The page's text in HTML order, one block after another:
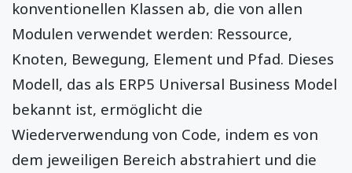
konventionellen Klassen ab, die von allen
Modulen verwendet werden: Ressource,
Knoten, Bewegung, Element und Pfad. Dieses
Modell, das als ERP5 Universal Business Model
bekannt ist, ermöglicht die
Wiederverwendung von Code, indem es von
dem jeweiligen Bereich abstrahiert und die